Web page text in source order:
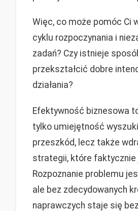
Więc, co może pomóc Ci
cyklu rozpoczynania i
zadań? Czy istnieje
przekształcić dobre
działania?
Efektywność biznesowa
tylko umiejętność
przeszkód, lecz także
strategii, które faktycznie
Rozpoznanie problemu
ale bez zdecydowanych
naprawczych staje się